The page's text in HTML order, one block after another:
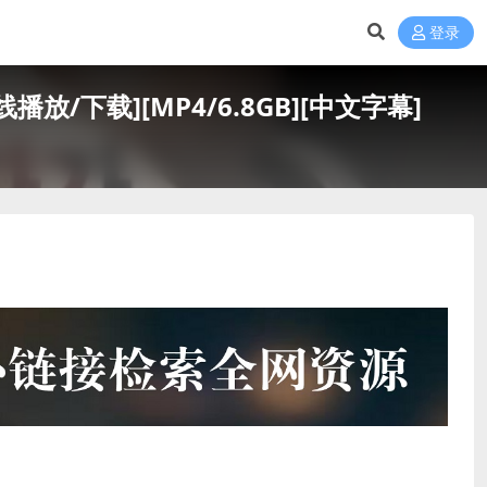
登录
播放/下载][MP4/6.8GB][中文字幕]